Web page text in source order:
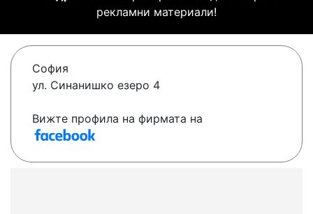
рекламни материали!
София
ул. Синанишко езеро 4
Вижте профила на фирмата на